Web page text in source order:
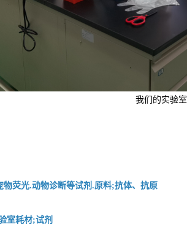
我们的实验室
荧光.动物诊断等试剂.原料;抗体、抗原
室耗材;试剂